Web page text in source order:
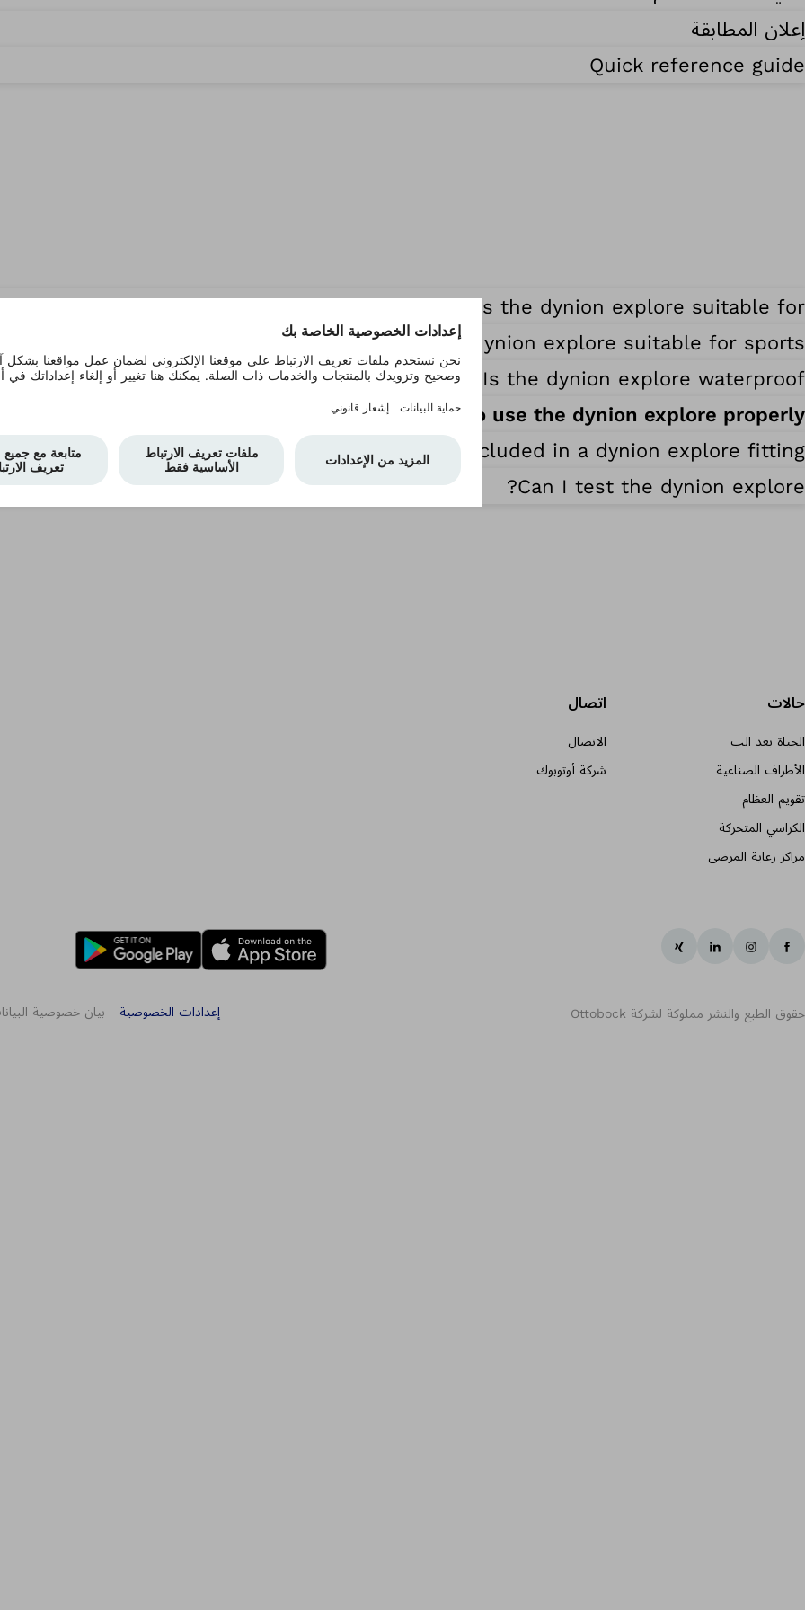
إعلان المطابقة
Quick reference guide
Who is the dynion explore suitable for?
Is the dynion explore suitable for sports?
Is the dynion explore waterproof?
How long will it take me to learn how to use the dynion explore properly?
What other products are included in a dynion explore fitting?
Can I test the dynion explore?
حالات
الحياة بعد الب
الأطراف الصناعية
تقويم العظام
الكراسي المتحركة
مراكز رعاية المرضى
اتصال
الاتصال
شركة أوتوبوك
حقوق الطبع والنشر مملوكة لشركة Ottobock إعدادات الخصوصية بيان خصوصية